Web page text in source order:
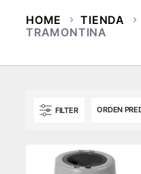
HOME TIENDA
TRAMONTINA
FILTER